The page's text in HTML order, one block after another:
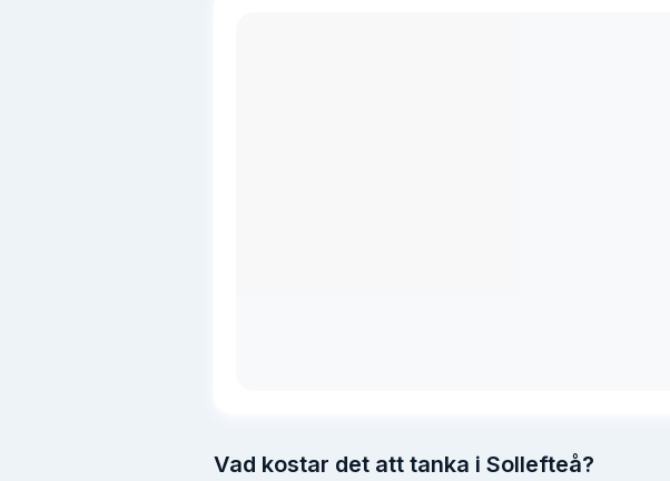
Vad kostar det att tanka i Sollefteå?